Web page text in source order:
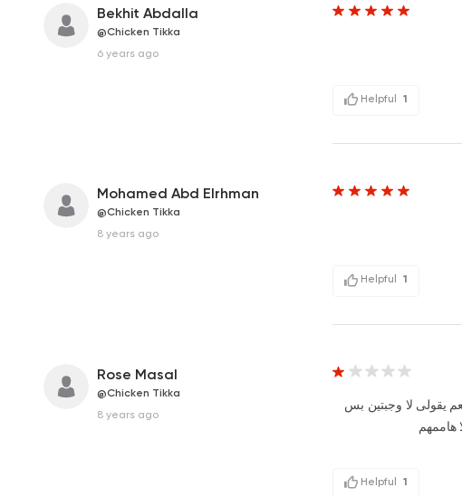
Bekhit Abdalla
@Chicken Tikka
6 years ago
Helpful 1
Mohamed Abd Elrhman
@Chicken Tikka
8 years ago
Helpful 1
Rose Masal
@Chicken Tikka
8 years ago
يقولى لا وجبتين بس
Helpful 1